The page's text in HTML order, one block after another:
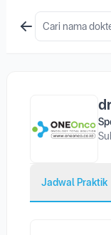
Jadwal Praktik